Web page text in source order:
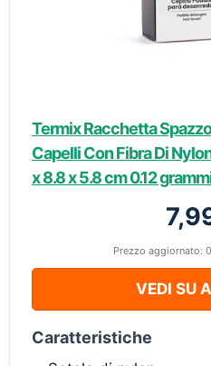
Termix Racchetta
Capelli Con Fibra Di
x 8.8 x 5.8 cm 0.12
Prezzo aggiornato:
VEDI SU
Caratteristiche